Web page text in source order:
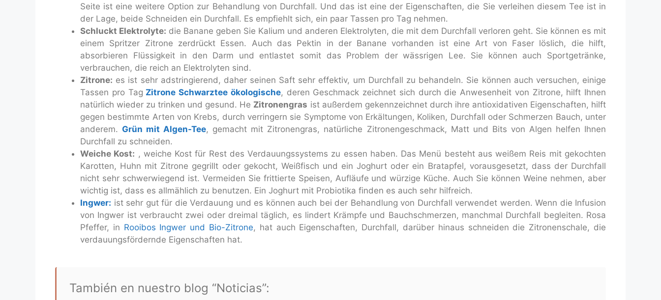
Seite ist eine weitere Option zur Behandlung von Durchfall. Und das ist eine der Eigenschaften, die Sie verleihen diesem Tee ist in
der Lage, beide Schneiden ein Durchfall. Es empfiehlt sich, ein paar Tassen pro Tag nehmen.
Schluckt Elektrolyte: die Banane geben Sie Kalium und anderen Elektrolyten, die mit dem Durchfall verloren geht. Sie können es mit
einem Spritzer Zitrone zerdrückt Essen. Auch das Pektin in der Banane vorhanden ist eine Art von Faser löslich, die hilft,
absorbieren Flüssigkeit in den Darm und entlastet somit das Problem der wässrigen Lee. Sie können auch Sportgetränke,
verbrauchen, die reich an Elektrolyten sind.
Zitrone: es ist sehr adstringierend, daher seinen Saft sehr effektiv, um Durchfall zu behandeln. Sie können auch versuchen, einige
Tassen pro Tag Zitrone Schwarztee ökologische, deren Geschmack zeichnet sich durch die Anwesenheit von Zitrone, hilft Ihnen
natürlich wieder zu trinken und gesund. He Zitronengras ist außerdem gekennzeichnet durch ihre antioxidativen Eigenschaften, hilft
gegen bestimmte Arten von Krebs, durch verringern sie Symptome von Erkältungen, Koliken, Durchfall oder Schmerzen Bauch, unter
anderem. Grün mit Algen-Tee, gemacht mit Zitronengras, natürliche Zitronengeschmack, Matt und Bits von Algen helfen Ihnen
Durchfall zu schneiden.
Weiche Kost: , weiche Kost für Rest des Verdauungssystems zu essen haben. Das Menü besteht aus weißem Reis mit gekochten
Karotten, Huhn mit Zitrone gegrillt oder gekocht, Weißfisch und ein Joghurt oder ein Bratapfel, vorausgesetzt, dass der Durchfall
nicht sehr schwerwiegend ist. Vermeiden Sie frittierte Speisen, Aufläufe und würzige Küche. Auch Sie können Weine nehmen, aber
wichtig ist, dass es allmählich zu benutzen. Ein Joghurt mit Probiotika finden es auch sehr hilfreich.
Ingwer: ist sehr gut für die Verdauung und es können auch bei der Behandlung von Durchfall verwendet werden. Wenn die Infusion
von Ingwer ist verbraucht zwei oder dreimal täglich, es lindert Krämpfe und Bauchschmerzen, manchmal Durchfall begleiten. Rosa
Pfeffer, in Rooibos Ingwer und Bio-Zitrone, hat auch Eigenschaften, Durchfall, darüber hinaus schneiden die Zitronenschale, die
verdauungsfördernde Eigenschaften hat.
También en nuestro blog “Noticias”: